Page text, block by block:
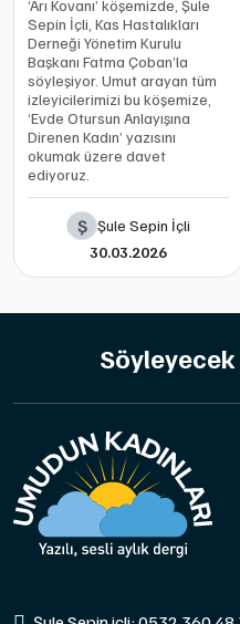
‘Arı Kovanı’ köşemizde, Şule
Sepin İçli, Kas Hastalıkları
Derneği Yönetim Kurulu
Başkanı Fatma Çoban’la
söyleşiyor. Umut arayan tüm
izleyicilerimizi bu köşemize,
‘Evde Otursun Anlayışına
Direnen Kadın’ yazısını
okumak üzere davet
ediyoruz.
Ş Şule Sepin İçli
30.03.2026